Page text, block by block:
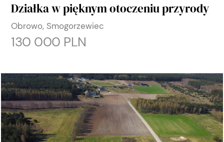
Działka w pięknym otoczeniu przyrody
Obrowo, Smogorzewiec
130 000 PLN